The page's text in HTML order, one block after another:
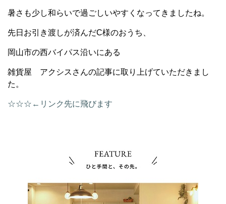
暑さも少し和らいで過ごしいやすくなってきましたね。
先日お引き渡しが済んだC様のおうち、
岡山市の西バイパス沿いにある
雑貨屋 アクシスさんの記事に取り上げていただきまし
た。
☆☆☆←リンク先に飛びます